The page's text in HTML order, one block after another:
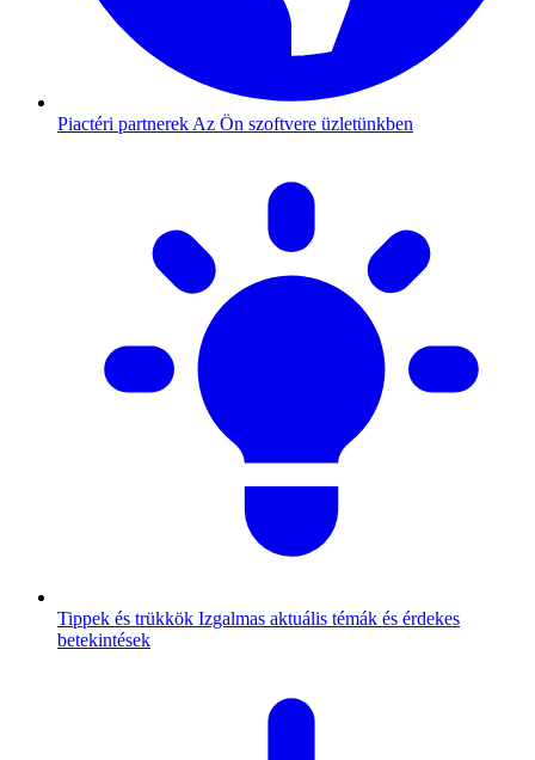
Piactéri partnerek Az Ön szoftvere üzletünkben
Tippek és trükkök Izgalmas aktuális témák és érdekes
betekintések